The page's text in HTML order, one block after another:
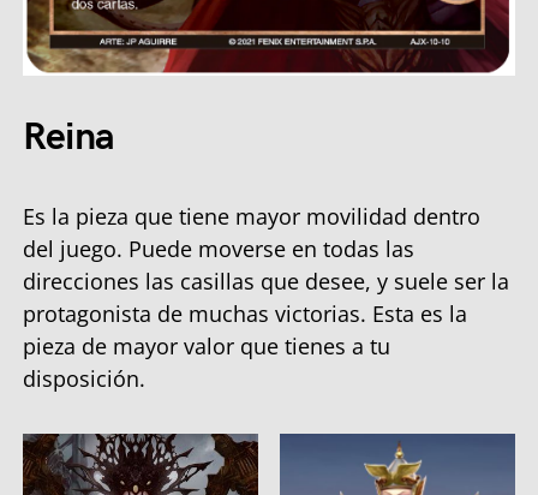
Reina
Es la pieza que tiene mayor movilidad dentro
del juego. Puede moverse en todas las
direcciones las casillas que desee, y suele ser la
protagonista de muchas victorias. Esta es la
pieza de mayor valor que tienes a tu
disposición.